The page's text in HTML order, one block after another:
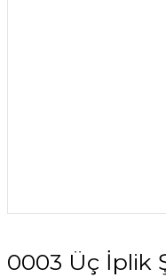
0003 Üç İplik